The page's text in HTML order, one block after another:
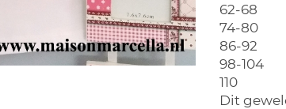
62-68
74-80
86-92
98-104
110
Dit